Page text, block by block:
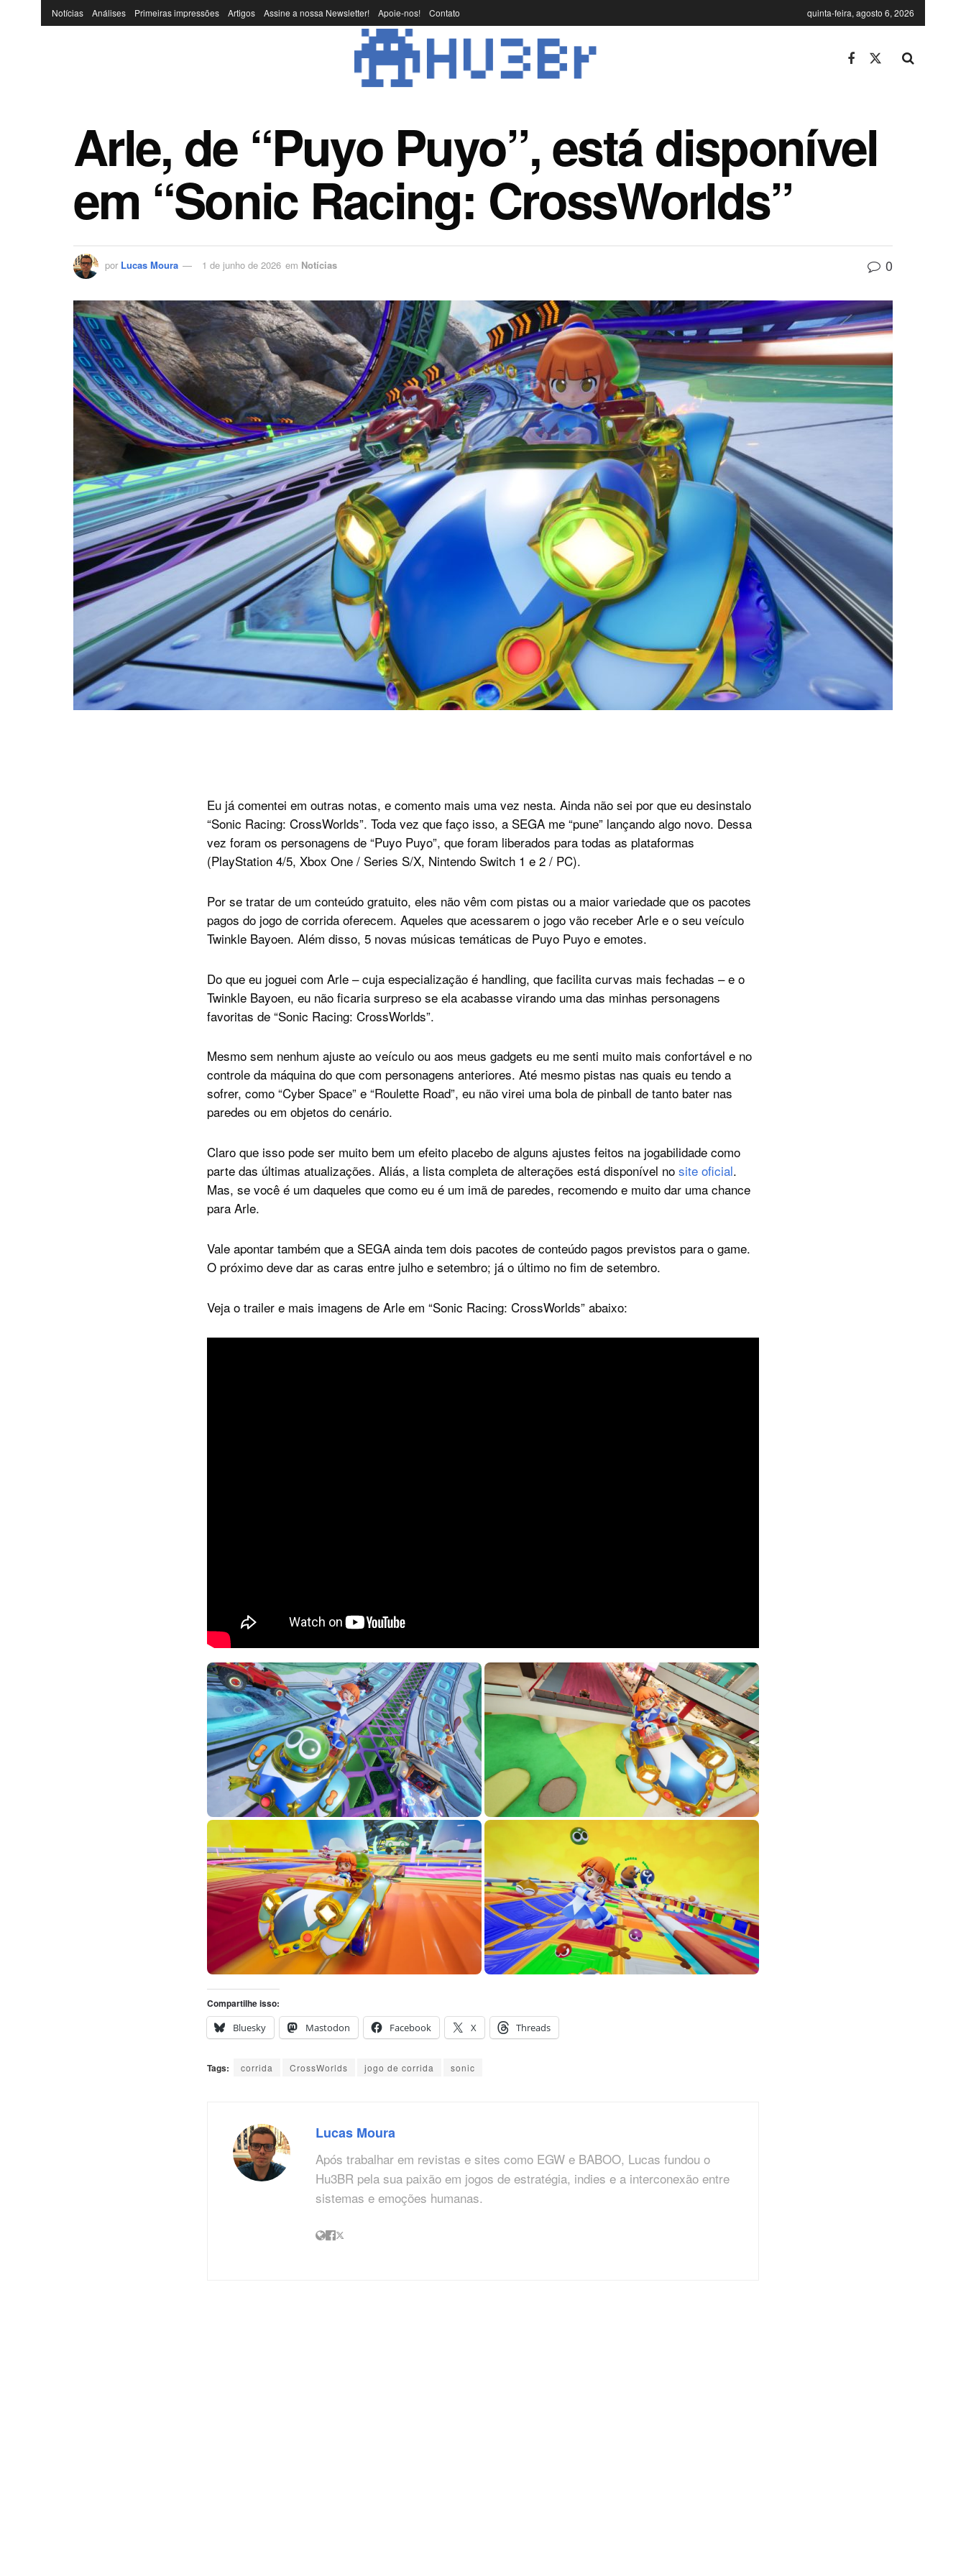
Notícias Análises Primeiras impressões Artigos Assine a nossa Newsletter! Apoie-nos! Contato quinta-feira, agosto 6, 2026
Arle, de “Puyo Puyo”, está disponível
em “Sonic Racing: CrossWorlds”
por Lucas Moura 1 de junho de 2026 em Notícias 0
Eu já comentei em outras notas, e comento mais uma vez nesta. Ainda não sei por que eu desinstalo
“Sonic Racing: CrossWorlds”. Toda vez que faço isso, a SEGA me “pune” lançando algo novo. Dessa
vez foram os personagens de “Puyo Puyo”, que foram liberados para todas as plataformas
(PlayStation 4/5, Xbox One / Series S/X, Nintendo Switch 1 e 2 / PC).
Por se tratar de um conteúdo gratuito, eles não vêm com pistas ou a maior variedade que os pacotes
pagos do jogo de corrida oferecem. Aqueles que acessarem o jogo vão receber Arle e o seu veículo
Twinkle Bayoen. Além disso, 5 novas músicas temáticas de Puyo Puyo e emotes.
Do que eu joguei com Arle – cuja especialização é handling, que facilita curvas mais fechadas – e o
Twinkle Bayoen, eu não ficaria surpreso se ela acabasse virando uma das minhas personagens
favoritas de “Sonic Racing: CrossWorlds”.
Mesmo sem nenhum ajuste ao veículo ou aos meus gadgets eu me senti muito mais confortável e no
controle da máquina do que com personagens anteriores. Até mesmo pistas nas quais eu tendo a
sofrer, como “Cyber Space” e “Roulette Road”, eu não virei uma bola de pinball de tanto bater nas
paredes ou em objetos do cenário.
Claro que isso pode ser muito bem um efeito placebo de alguns ajustes feitos na jogabilidade como
parte das últimas atualizações. Aliás, a lista completa de alterações está disponível no site oficial.
Mas, se você é um daqueles que como eu é um imã de paredes, recomendo e muito dar uma chance
para Arle.
Vale apontar também que a SEGA ainda tem dois pacotes de conteúdo pagos previstos para o game.
O próximo deve dar as caras entre julho e setembro; já o último no fim de setembro.
Veja o trailer e mais imagens de Arle em “Sonic Racing: CrossWorlds” abaixo:
Compartilhe isso:
Bluesky
Mastodon Facebook X Threads
Tags: corrida CrossWorlds jogo de corrida sonic
Lucas Moura
Após trabalhar em revistas e sites como EGW e BABOO, Lucas fundou o
Hu3BR pela sua paixão em jogos de estratégia, indies e a interconexão entre
sistemas e emoções humanas.